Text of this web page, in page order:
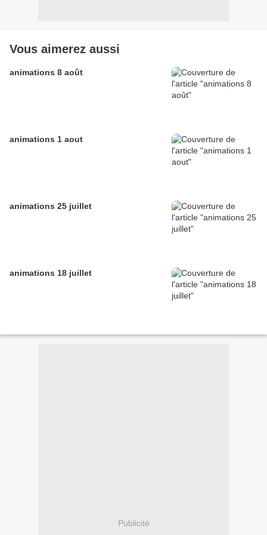
Vous aimerez aussi
animations 8 août
animations 1 aout
animations 25 juillet
animations 18 juillet
Publicité